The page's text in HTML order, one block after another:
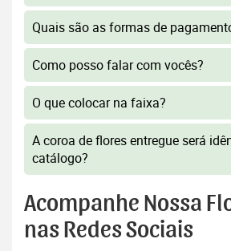
Quais são as formas de
Como posso falar com vocês?
O que colocar na faixa?
A coroa de flores entregue será
catálogo?
Acompanhe Nossa
nas Redes Sociais